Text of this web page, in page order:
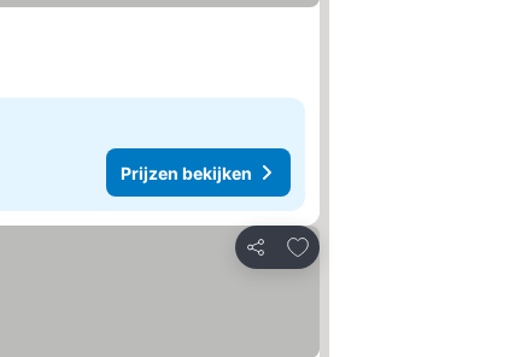
Prijzen bekijken
Delen
Toevoegen aan favorieten